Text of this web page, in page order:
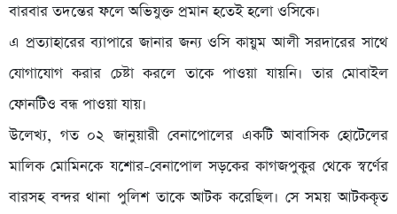
বারবার তদন্তের ফলে অভিযুক্ত প্রমান হতেই হলো ওসিকে।
এ প্রত্যাহারের ব্যাপারে জানার জন্য ওসি কায়ুম আলী সরদারের সাথে
যোগাযোগ করার চেষ্টা করলে তাকে পাওয়া যায়নি। তার মোবাইল
ফোনটিও বন্ধ পাওয়া যায়।
উলে­খ্য, গত ০২ জানুয়ারী বেনাপোলের একটি আবাসিক হোটেলের
মালিক মোমিনকে যশোর-বেনাপোল সড়কের কাগজপুকুর থেকে স্বর্ণের
বারসহ বন্দর থানা পুলিশ তাকে আটক করেছিল। সে সময় আটককৃত